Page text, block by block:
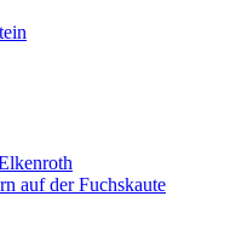
auf der Fuchskaute